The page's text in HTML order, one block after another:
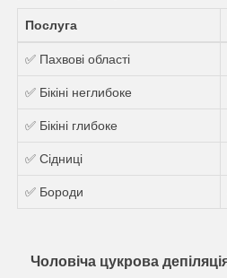
Послуга
✅ Пахвові області
✅ Бікіні неглибоке
✅ Бікіні глибоке
✅ Сідниці
✅ Бороди
Чоловіча цукрова